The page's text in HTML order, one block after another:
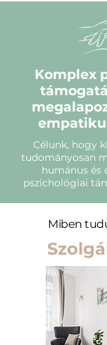
Komplex
Célunk, hogy
tudományosan
humánus és
pszichológiai
Miben